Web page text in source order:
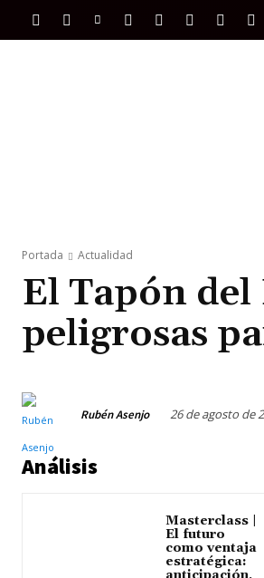
Portada Actualidad
El Tapón
peligrosas
Rubén Asenjo 26 de agosto de
Análisis
Masterclass |
El futuro
como ventaja
estratégica: